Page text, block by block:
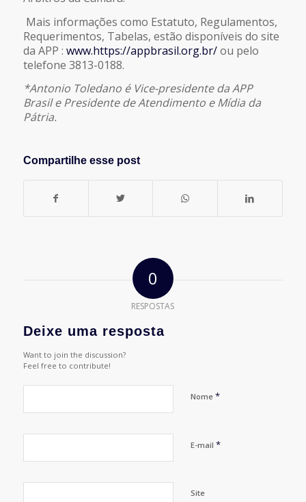
Mais informações como Estatuto, Regulamentos,
Requerimentos, Tabelas, estão disponíveis do site
da APP : www.https://appbrasil.org.br/ou pelo
telefone 3813-0188.
*Antonio Toledano é Vice-presidente da APP
Brasil e Presidente de Atendimento e Mídia da
Pátria.
Compartilhe esse post
0
RESPOSTAS
Deixe uma resposta
Want to join the discussion?
Feel free to contribute!
Nome *
E-mail *
Site